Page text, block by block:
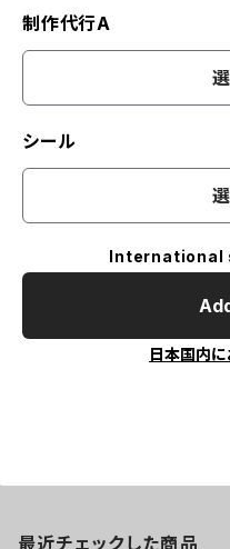
制作代行A
シール
International
日本国内
最近チェックした商品